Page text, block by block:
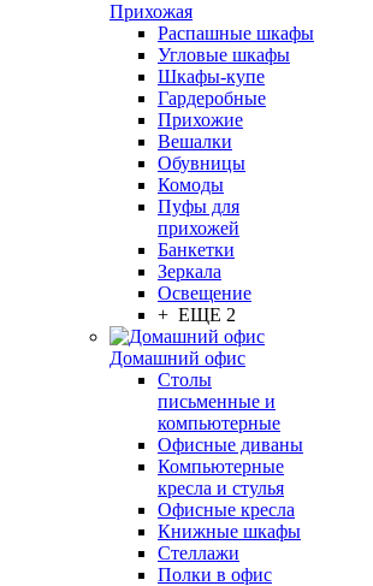
Прихожая
Распашные шкафы
Угловые шкафы
Шкафы-купе
Гардеробные
Прихожие
Вешалки
Обувницы
Комоды
Пуфы для
прихожей
Банкетки
Зеркала
Освещение
+ ЕЩЕ 2
Домашний офис
Столы
письменные и
компьютерные
Офисные диваны
Компьютерные
кресла и стулья
Офисные кресла
Книжные шкафы
Стеллажи
Полки в офис